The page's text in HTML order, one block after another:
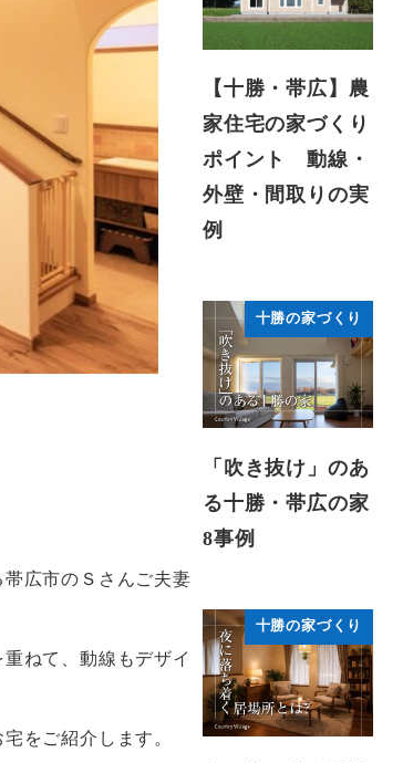
広市のＳさんご夫妻
ねて、動線もデザイ
をご紹介します。
【十勝・帯広】農
家住宅の家づくり
ポイント 動線・
外壁・間取りの実
例
十勝の家づくり
「吹き抜け」のあ
る十勝・帯広の家
8事例
十勝の家づくり